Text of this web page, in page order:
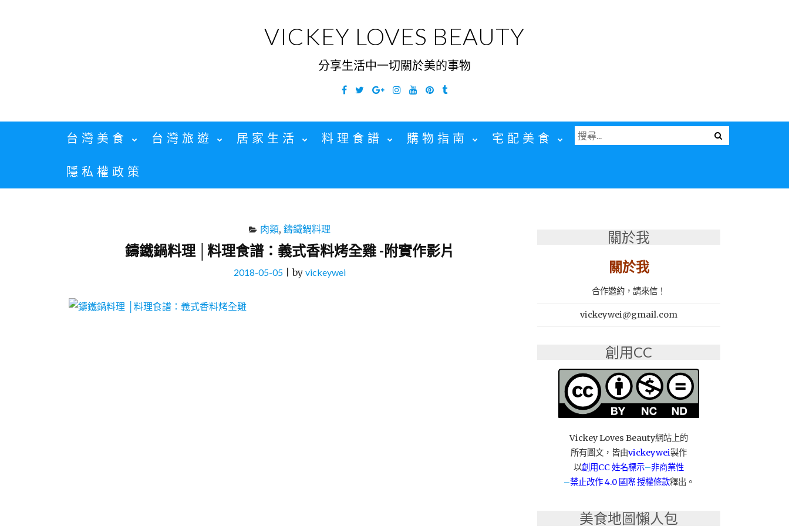
VICKEY LOVES BEAUTY
分享生活中一切關於美的事物
Facebook
TwitterGoogleInstagramYouTubePinterest
Tumblr
台灣美食 台灣旅遊 居家生活 料理食譜 購物指南 宅配美食
隱私權政策
Menu
搜
尋
肉類, 鑄鐵鍋料理
鑄鐵鍋料理 │料理食譜：義式香料烤全雞 -附實作影片
2018-05-05 |by vickeywei
關於我
關於我
合作邀約，請來信！
vickeywei@gmail.com
創用CC
Vickey Loves Beauty網站上的
所有圖文，皆由vickeywei製作
以創用CC 姓名標示–非商業性
–禁止改作4.0 國際 授權條款釋出。
美食地圖懶人包